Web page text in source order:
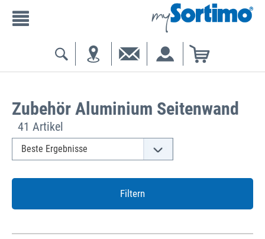
Zubehör Aluminium Seitenwand
41 Artikel
Filtern